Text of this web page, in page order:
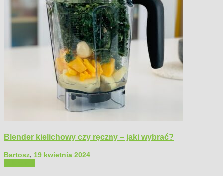
Blender kielichowy czy ręczny – jaki wybrać?
Bartosz, 19 kwietnia 2024